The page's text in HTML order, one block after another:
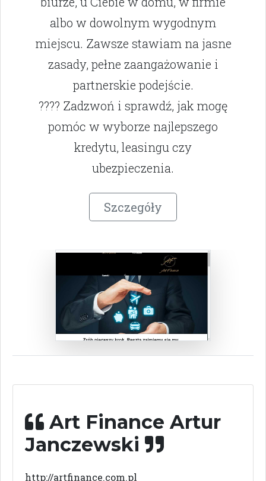
albo w dowolnym wygodnym
miejscu. Zawsze stawiam na jasne
zasady, pełne zaangażowanie i
partnerskie podejście.
???? Zadzwoń i sprawdź, jak mogę
pomóc w wyborze najlepszego
kredytu, leasingu czy
ubezpieczenia.
Szczegóły
Art Finance Artur
Janczewski
http://artfinance.com.pl